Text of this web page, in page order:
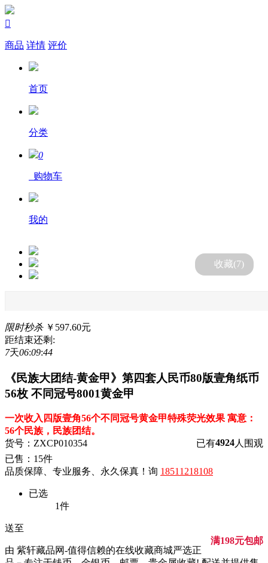

商品 详情 评价
首页
分类
0
购物车
我的
收藏(7)
限时秒杀 ￥597.60元
距结束还剩:
7天06:09:44
《民族大团结-黄金甲》第四套人民币80版壹角纸币
56枚 不同冠号8001黄金甲
一次收入四版壹角56个不同冠号黄金甲特殊荧光效果 寓意：
56个民族，民族团结。
货号：ZXCP010354
已有4924人围观
已售：15件
品质保障、专业服务、永久保真！询 18511218108
已选
1件
送至
满198元包邮
由 紫轩藏品网-值得信赖的在线收藏商城严选正